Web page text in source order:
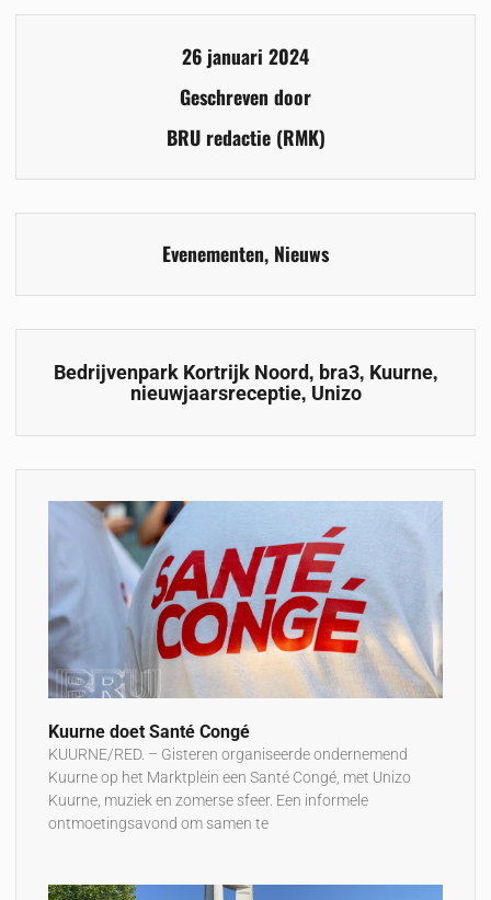
26 januari 2024
Geschreven door
BRU redactie (RMK)
Evenementen, Nieuws
Bedrijvenpark Kortrijk Noord, bra3, Kuurne,
nieuwjaarsreceptie,Unizo
Kuurne doet Santé Congé
KUURNE/RED. – Gisteren organiseerde ondernemend
Kuurne op het Marktplein een Santé Congé, met Unizo
Kuurne, muziek en zomerse sfeer. Een informele
ontmoetingsavond om samen te